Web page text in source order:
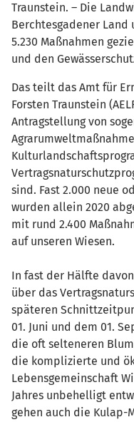
Traunstein. – Die
Berchtesgadener
5.230 Maßnahmen
und den
Das teilt das Amt für
Forsten Traunstein
Antragstellung von
sind. Fast 2.000 neue
wurden allein 2020
mit rund 2.400
auf unseren Wiesen.
In fast der Hälfte
über das
späteren
01. Juni und dem 01.
die oft selteneren
die komplizierte und
Lebensgemeinschaft
Jahres unbehelligt
gehen auch die Kulap-